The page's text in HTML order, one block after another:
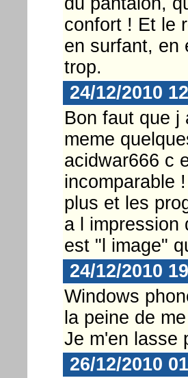
confort ! Et le
en surfant, en
trop.
24/12/2010
Bon faut que j
meme
acidwar666 c
incomparable
plus et les
a l impression
est "l image"
24/12/2010
Windows
la peine de
Je m'en lasse
26/12/2010